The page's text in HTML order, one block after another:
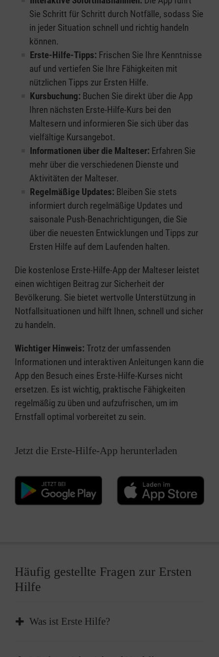
Sie Schritt für Schritt durch Notfälle, sodass Sie
in jeder Situation schnell und richtig handeln
können.
Erste-Hilfe-Tipps: Frischen Sie Ihre Kenntnisse
auf und vertiefen Sie Ihre Fähigkeiten mit
nützlichen Tipps zur Ersten Hilfe.
Kursbuchung: Buchen Sie direkt über die App
Ihren nächsten Erste-Hilfe-Kurs bei den
Maltesern und informieren Sie sich über das
vielfältige Kursangebot.
Informationen über die Malteser: Erfahren Sie
mehr über die verschiedenen Dienste und
Aktivitäten der Malteser.
Regelmäßige Updates: Bleiben Sie stets
informiert durch regelmäßige Updates und
saisonale Push-Benachrichtigungen, die Sie
über die neuesten Entwicklungen und Tipps zur
Ersten Hilfe auf dem Laufenden halten.
Die kostenlose Erste-Hilfe-App der Malteser leistet
einen wichtigen Beitrag zur Sicherheit der
Bevölkerung. Sie bietet wertvolle Unterstützung in
Notfallsituationen und hilft Ihnen, schnell und sicher
zu handeln.
Wichtiger Hinweis: Trotz der umfassenden
Informationen und interaktiven Anleitungen kann die
App den Besuch eines Erste-Hilfe-Kurses nicht
ersetzen. Es ist wichtig, praktische Fähigkeiten
regelmäßig zu üben und aufzufrischen, um im
Ernstfall optimal vorbereitet zu sein.
Jetzt die Erste-Hilfe-App herunterladen
Häufig gestellte Fragen zur Ersten
Hilfe
Was ist Erste Hilfe?